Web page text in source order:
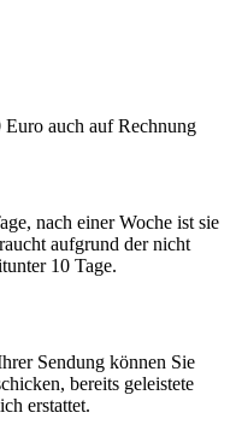
auch auf Rechnung
nach einer Woche ist sie
aufgrund der nicht
10 Tage.
Sendung können Sie
bereits geleistete
erstattet.